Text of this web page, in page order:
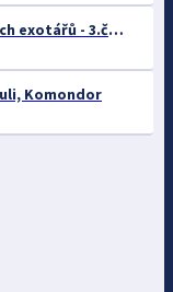
Zapomenuté střípky z dějin českých exotářů - 3.část
Komondor